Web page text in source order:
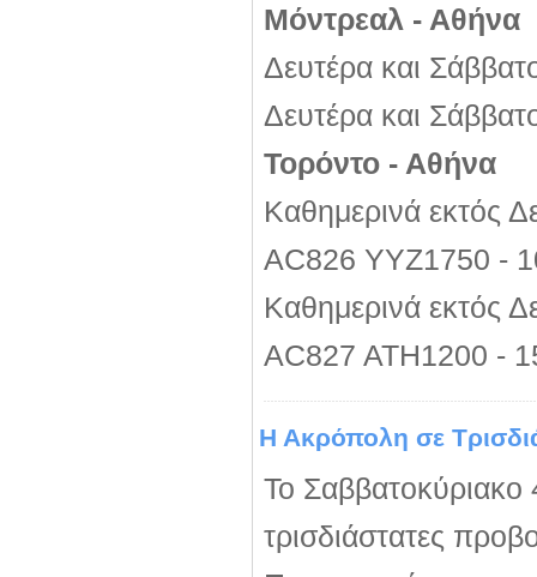
Μόντρεαλ - Αθήνα
Δευτέρα και
Δευτέρα και
Τορόντο - Αθήνα
Καθημερινά εκτός
AC826 YYZ1750 -
Καθημερινά εκτός
AC827 ATH1200 -
Η Ακρόπολη σε
Το Σαββατοκύριακο
τρισδιάστατες